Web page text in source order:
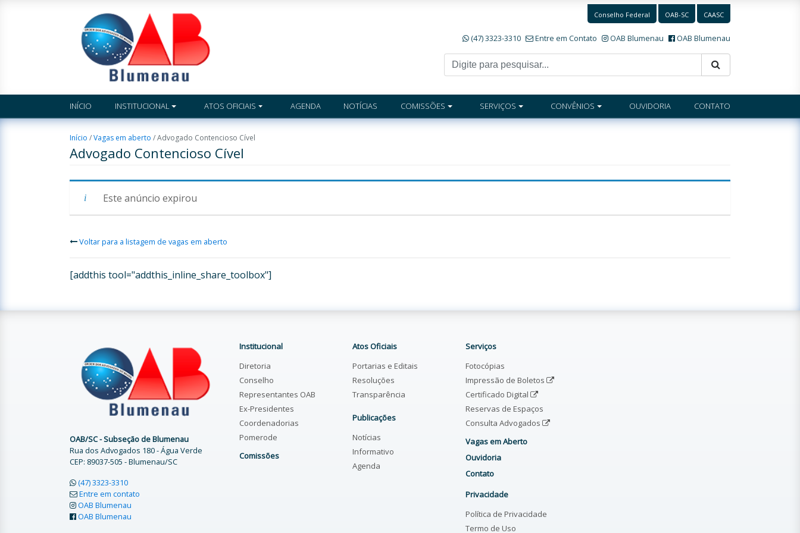
Conselho Federal OAB-SC CAASC
(47) 3323-3310 Entre em Contato OAB Blumenau OAB Blumenau
INÍCIO INSTITUCIONAL ATOS OFICIAIS AGENDA NOTÍCIAS COMISSÕES SERVIÇOS CONVÊNIOS OUVIDORIA CONTATO
Início /Vagas em aberto /Advogado Contencioso Cível
Advogado Contencioso Cível
Este anúncio expirou
Voltar para a listagem de vagas em aberto
[addthis tool="addthis_inline_share_toolbox"]
OAB/SC - Subseção de Blumenau
Rua dos Advogados 180 - Água Verde
CEP: 89037-505 - Blumenau/SC
(47) 3323-3310
Entre em contato
OAB Blumenau
OAB Blumenau
Institucional
Diretoria
Conselho
Representantes OAB
Ex-Presidentes
Coordenadorias
Pomerode
Comissões
Atos Oficiais
Portarias e Editais
Resoluções
Transparência
Publicações
Notícias
Informativo
Agenda
Serviços
Fotocópias
Impressão de Boletos
Certificado Digital
Reservas de Espaços
Consulta Advogados
Vagas em Aberto
Ouvidoria
Contato
Privacidade
Política de Privacidade
Termo de Uso